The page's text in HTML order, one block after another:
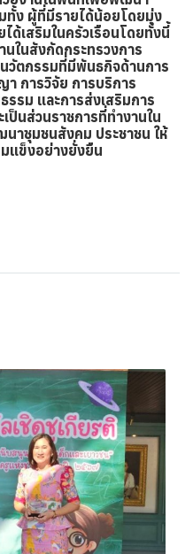
ทั้ง ผู้ที่มีรายได้น้อยโดยมุ่ง
เสริมในครัวเรือนโดยทั้งนี้
ในสังกัดกระทรวงการ
วัตกรรมที่มีพันธกิจด้านการ
การวิจัย การบริการ
รม และการส่งเสริมการ
ป็นส่วนราชการที่ทำงานใน
าชุมชนสังคม ประชาชน ให้
แข็งอย่างยั่งยืน